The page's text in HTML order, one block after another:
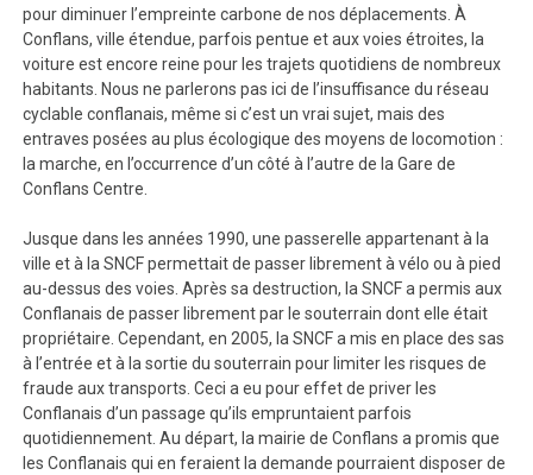
pour diminuer l’empreinte carbone de nos déplacements. À
Conflans, ville étendue, parfois pentue et aux voies étroites, la
voiture est encore reine pour les trajets quotidiens de nombreux
habitants. Nous ne parlerons pas ici de l’insuffisance du réseau
cyclable conflanais, même si c’est un vrai sujet, mais des
entraves posées au plus écologique des moyens de locomotion :
la marche, en l’occurrence d’un côté à l’autre de la Gare de
Conflans Centre.
Jusque dans les années 1990, une passerelle appartenant à la
ville et à la SNCF permettait de passer librement à vélo ou à pied
au-dessus des voies. Après sa destruction, la SNCF a permis aux
Conflanais de passer librement par le souterrain dont elle était
propriétaire. Cependant, en 2005, la SNCF a mis en place des sas
à l’entrée et à la sortie du souterrain pour limiter les risques de
fraude aux transports. Ceci a eu pour effet de priver les
Conflanais d’un passage qu’ils empruntaient parfois
quotidiennement. Au départ, la mairie de Conflans a promis que
les Conflanais qui en feraient la demande pourraient disposer de